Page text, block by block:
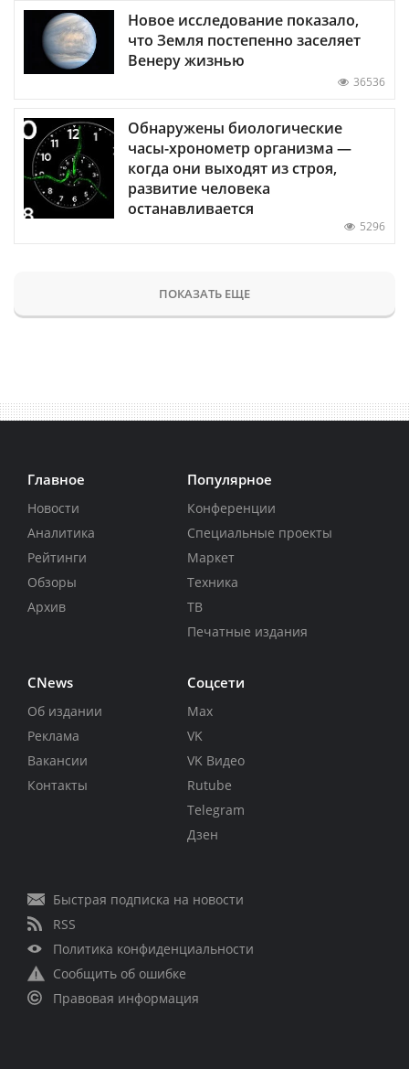
Новое исследование показало,
что Земля постепенно заселяет
Венеру жизнью
36536
Обнаружены биологические
часы-хронометр организма —
когда они выходят из строя,
развитие человека
останавливается
5296
ПОКАЗАТЬ ЕЩЕ
Главное
Новости
Аналитика
Рейтинги
Обзоры
Архив
Популярное
Конференции
Специальные проекты
Маркет
Техника
ТВ
Печатные издания
CNews
Об издании
Реклама
Вакансии
Контакты
Соцсети
Max
VK
VK Видео
Rutube
Telegram
Дзен
Быстрая подписка на новости
RSS
Политика конфиденциальности
Сообщить об ошибке
Правовая информация